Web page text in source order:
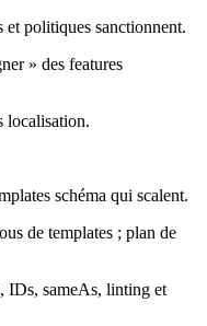
et politiques sanctionnent.
» des features
localisation.
schéma qui scalent.
de templates ; plan de
IDs, sameAs, linting et